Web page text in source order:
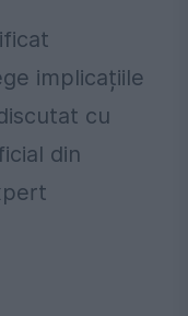
implicațiile
cu
din